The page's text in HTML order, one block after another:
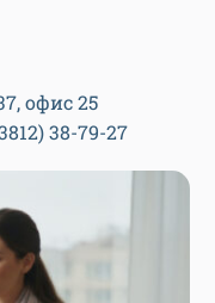
офис 25
38-79-27